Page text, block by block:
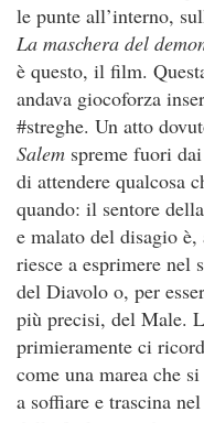
le punte all’interno,
La maschera del
è questo, il film.
andava giocoforza
#streghe. Un atto
Salem spreme fuori
di attendere qualcosa
quando: il sentore
e malato del disagio
riesce a esprimere nel
del Diavolo o, per
più precisi, del Male.
primieramente ci
come una marea che
a soffiare e trascina